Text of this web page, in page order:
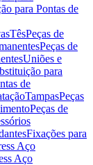
para Pontas de
TêsPeças de
Peças de
Uniões e
para
de
TampasPeças
Peças de
Fixações para
Aço
Aço